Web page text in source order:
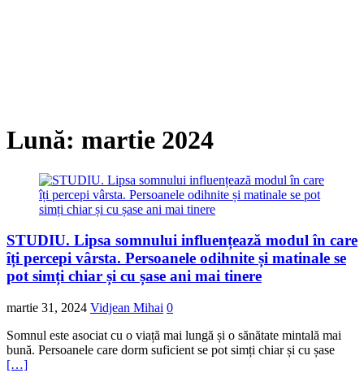
Lună: martie 2024
STUDIU. Lipsa somnului influențează modul în care
îți percepi vârsta. Persoanele odihnite și matinale se
pot simți chiar și cu șase ani mai tinere
martie 31, 2024 Vidjean Mihai 0
Somnul este asociat cu o viață mai lungă și o sănătate mintală mai
bună. Persoanele care dorm suficient se pot simți chiar și cu șase
[…]